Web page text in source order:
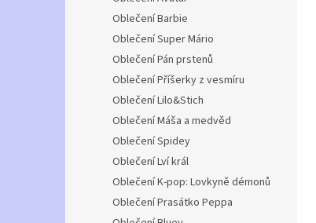
Oblečení Barbie
Oblečení Super Mário
Oblečení Pán prstenů
Oblečení Příšerky z vesmíru
Oblečení Lilo&Stich
Oblečení Máša a medvěd
Oblečení Spidey
Oblečení Lví král
Oblečení K-pop: Lovkyně démonů
Oblečení Prasátko Peppa